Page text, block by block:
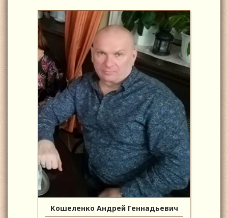
Кошеленко Андрей Геннадьевич